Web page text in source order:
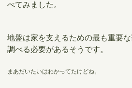
べてみました。
地盤は家を支えるための最も重要
調べる必要があるそうです。
まあだいたいはわかってたけどね。